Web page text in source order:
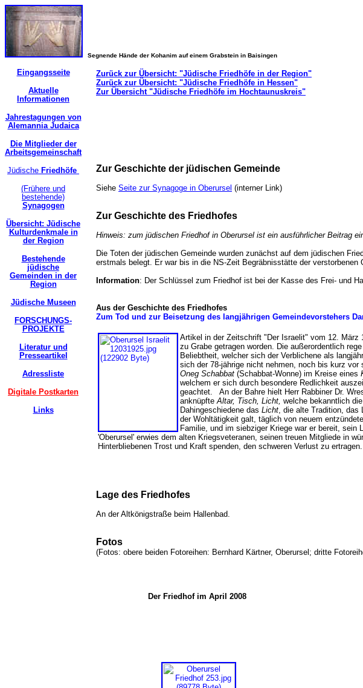
Segnende Hände der Kohanim auf einem Grabstein in Baisingen
Eingangsseite
Aktuelle
Informationen
Jahrestagungen von
Alemannia Judaica
Die Mitglieder der
Arbeitsgemeinschaft
Jüdische Friedhöfe
(Frühere und
bestehende)
Synagogen
Übersicht: Jüdische
Kulturdenkmale in
der Region
Bestehende
jüdische
Gemeinden in der
Region
Jüdische Museen
FORSCHUNGS-
PROJEKTE
Literatur und
Presseartikel
Adressliste
Digitale Postkarten
Links
Zurück zur Übersicht: "Jüdische Friedhöfe in der Region"
Zurück zur Übersicht: "Jüdische Friedhöfe in Hessen"
Zur Übersicht "Jüdische Friedhöfe im Hochtaunuskreis"
Zur Geschichte der jüdischen Gemeinde
Siehe Seite zur Synagoge in Oberursel (interner Link)
Zur Geschichte des Friedhofes
Hinweis: zum jüdischen Friedhof in Oberursel ist ein ausführlicher Beitrag
Die Toten der jüdischen Gemeinde wurden zunächst auf dem jüdischen
erstmals belegt. Er war bis in die NS-Zeit Begräbnisstätte der verstorbenen
Information: Der Schlüssel zum Friedhof ist bei der Kasse des Frei- und
Aus der Geschichte des Friedhofes
Zum Tod und zur Beisetzung des langjährigen Gemeindevorstehers
Artikel in der Zeitschrift "Der Israelit" vom 12. März
zu Grabe getragen worden. Die außerordentlich
Beliebtheit, welcher sich der Verblichene als
sich der 78-jährige nicht nehmen, noch bis kurz
Oneg Schabbat (Schabbat-Wonne) im Kreise eines
welchem er sich durch besondere Redlichkeit
geachtet. An der Bahre hielt Herr Rabbiner Dr.
anknüpfteAltar, Tisch, Licht, welche bekanntlich
Dahingeschiedene das Licht, die alte Tradition, das
der Wohltätigkeit galt, täglich von neuem
Familie, und im siebziger Kriege war er bereit, sein
'Oberursel' erwies dem alten Kriegsveteranen, seinen treuen Mitgliede in
Hinterbliebenen Trost und Kraft spenden, den schweren Verlust zu ertragen.
Lage des Friedhofes
An der Altkönigstraße beim Hallenbad.
Fotos
(Fotos: obere beiden Fotoreihen: Bernhard Kärtner, Oberursel; dritte
Der Friedhof im April 2008